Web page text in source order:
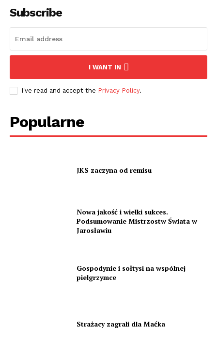
Subscribe
I WANT IN
I've read and accept the Privacy Policy.
Popularne
JKS zaczyna od remisu
Nowa jakość i wielki sukces.
Podsumowanie Mistrzostw Świata w
Jarosławiu
Gospodynie i sołtysi na wspólnej
pielgrzymce
Strażacy zagrali dla Maćka